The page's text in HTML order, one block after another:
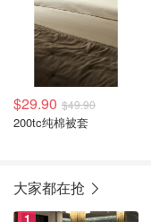
$29.90 $49.90
200tc纯棉被套
大家都在抢